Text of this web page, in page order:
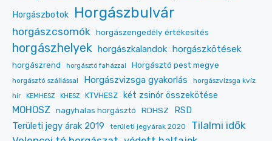
Horgászbotok Horgászbulvár
horgászcsomók horgászengedély értékesítés
horgászhelyek horgászkalandok horgászkötések
horgászrend horgásztó faházzal Horgásztó pest megye
horgásztó szállással Horgászvizsga gyakorlás
horgászvizsga kvíz
hír
KEMHESZ KHESZ KTVHESZ két zsinór összekötése
MOHOSZ nagyhalas horgásztó RDHSZ RSD
Területi jegy árak 2019 területi jegyárak 2020
Tilalmi idők